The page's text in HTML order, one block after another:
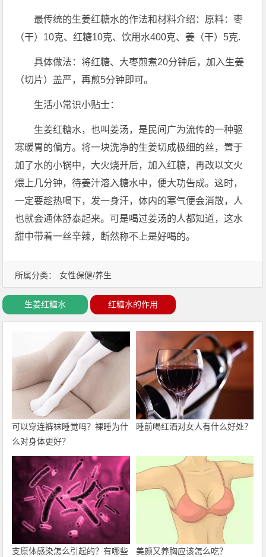
所属分类： 女性保健/养生
最传统的生姜红糖水的作法和材料介绍：原料：枣
（干）10克、红糖10克、饮用水400克、姜（干）5克.
具体做法：将红糖、大枣煎煮20分钟后，加入生姜
（切片）盖严，再煎5分钟即可。
生活小常识小贴士：
生姜红糖水，也叫姜汤，是民间广为流传的一种驱
寒暖胃的偏方。将一块洗净的生姜切成极细的丝，置于
加了水的小锅中，大火烧开后，加入红糖，再改以文火
煨上几分钟，待姜汁溶入糖水中，便大功告成。这时，
一定要趁热喝下，发一身汗，体内的寒气便会消散，人
也就会通体舒泰起来。可是喝过姜汤的人都知道，这水
甜中带着一丝辛辣，断然称不上是好喝的。
生姜红糖水 红糖水的作用
可以穿连裤袜睡觉吗？裸睡为什
么对身体更好？
睡前喝红酒对女人有什么好处？
支原体感染怎么引起的？有哪些
美颜又养胸应该怎么吃？